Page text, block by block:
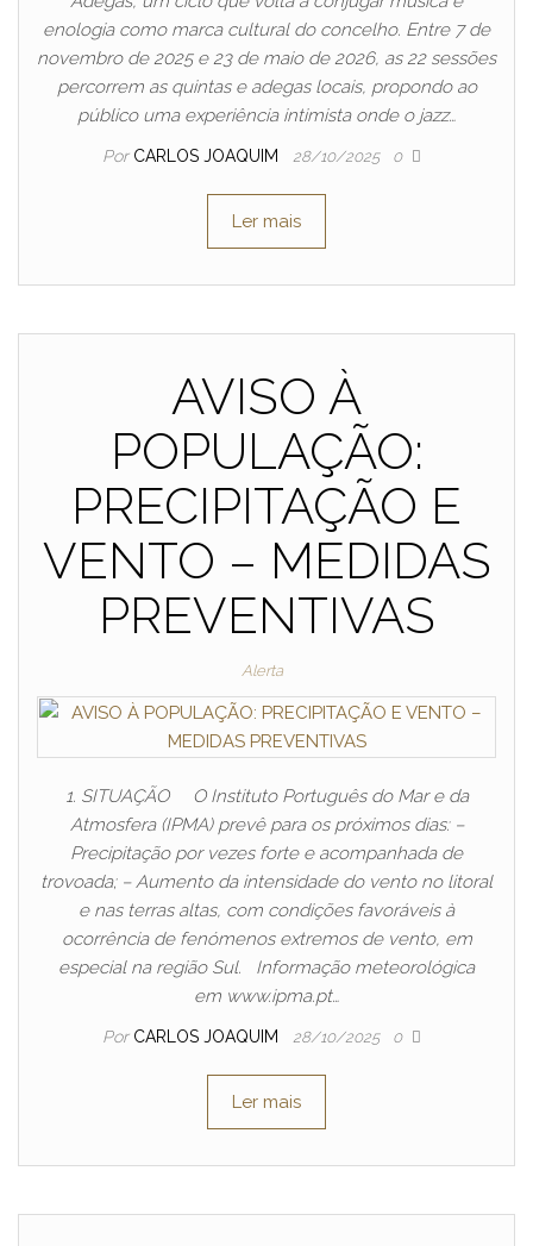
enologia como marca cultural do concelho. Entre 7 de
novembro de 2025 e 23 de maio de 2026, as 22 sessões
percorrem as quintas e adegas locais, propondo ao
público uma experiência intimista onde o jazz…
Por CARLOS JOAQUIM 28/10/2025 0
Ler mais
AVISO À
POPULAÇÃO:
PRECIPITAÇÃO E
VENTO – MEDIDAS
PREVENTIVAS
Alerta
1. SITUAÇÃO O Instituto Português do Mar e da
Atmosfera (IPMA) prevê para os próximos dias: –
Precipitação por vezes forte e acompanhada de
trovoada; – Aumento da intensidade do vento no litoral
e nas terras altas, com condições favoráveis à
ocorrência de fenómenos extremos de vento, em
especial na região Sul. Informação meteorológica
em www.ipma.pt…
Por CARLOS JOAQUIM 28/10/2025 0
Ler mais